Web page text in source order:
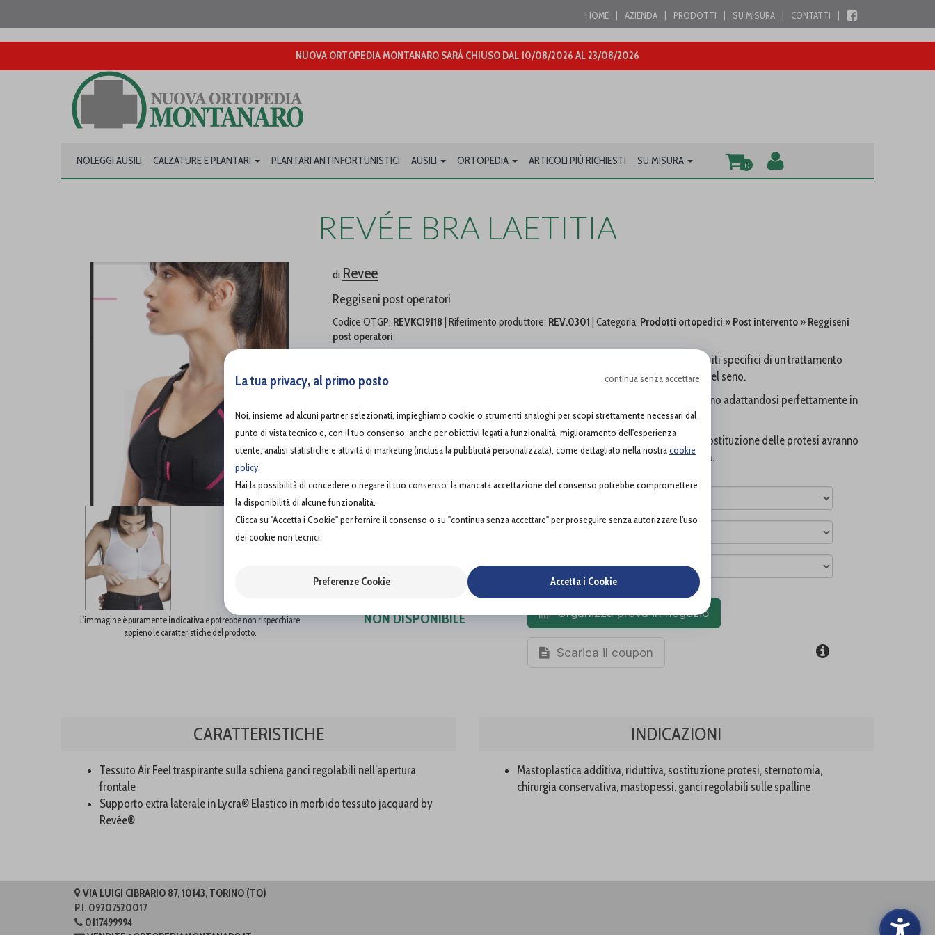
HOME AZIENDA PRODOTTI SU MISURA CONTATTI
NUOVA ORTOPEDIA MONTANARO SARÀ CHIUSO DAL 10/08/2026 AL 23/08/2026
NOLEGGI AUSILI CALZATURE E PLANTARI PLANTARI ANTINFORTUNISTICI AUSILI ORTOPEDIA ARTICOLI PIÙ RICHIESTI SU MISURA 0
REVÉE BRA LAETITIA
L'immagine è puramente indicativa e potrebbe non rispecchiare
appieno le caratteristiche del prodotto.
di Revee
Reggiseni post operatori
Codice OTGP: REVKC19118 | Riferimento produttore: REV.0301 | Categoria: Prodotti ortopedici » Post intervento » Reggiseni
post operatori
Revée Bra è una collezione di reggiseni multifunzionali, che soddisfano tutti i requisiti specifici di un trattamento
compressivo efficace, dopo interventi di aumento, riduzione o di rimodellamento del seno.
Grazie alle particolari caratteristiche del tessuto in Lycra®, le coppe si automodellano adattandosi perfettamente in
caso di asimmetria delle mammelle, facilitando il processo di guarigione
Le pazienti che si sono sottoposte ad un intervento di aumento del seno o ad una sostituzione delle protesi avranno
maggiore garanzia di successo indossando un reggiseno post-operatorio di qualità.
PROVA E ACQUISTA IN
NEGOZIO
DA69,00€
NON DISPONIBILE
NON DISPONIBILE Organizza prova in negozio
Scarica il coupon
CARATTERISTICHE
Tessuto Air Feel traspirante sulla schiena ganci regolabili nell’apertura
frontale
Supporto extra laterale in Lycra® Elastico in morbido tessuto jacquard by
Revée®
INDICAZIONI
Mastoplastica additiva, riduttiva, sostituzione protesi, sternotomia,
chirurgia conservativa, mastopessi. ganci regolabili sulle spalline
VIA LUIGI CIBRARIO 87, 10143, TORINO (TO)
P.I. 09207520017
0117499994
La tua privacy, al primo posto continua senza accettare
Noi, insieme ad alcuni partner selezionati, impieghiamo cookie o strumenti analoghi per scopi strettamente necessari dal
punto di vista tecnico e, con il tuo consenso, anche per obiettivi legati a funzionalità, miglioramento dell'esperienza
utente, analisi statistiche e attività di marketing (inclusa la pubblicità personalizzata), come dettagliato nella nostracookie
policy.
Hai la possibilità di concedere o negare il tuo consenso: la mancata accettazione del consenso potrebbe compromettere
la disponibilità di alcune funzionalità.
Clicca su "Accetta i Cookie" per fornire il consenso o su "continua senza accettare" per proseguire senza autorizzare l'uso
dei cookie non tecnici.
Preferenze Cookie Accetta i Cookie